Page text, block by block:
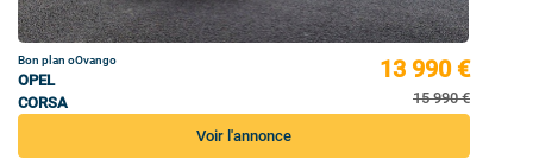
Bon plan oOvango
OPEL
CORSA
13 990 €
15 990 €
Voir l'annonce